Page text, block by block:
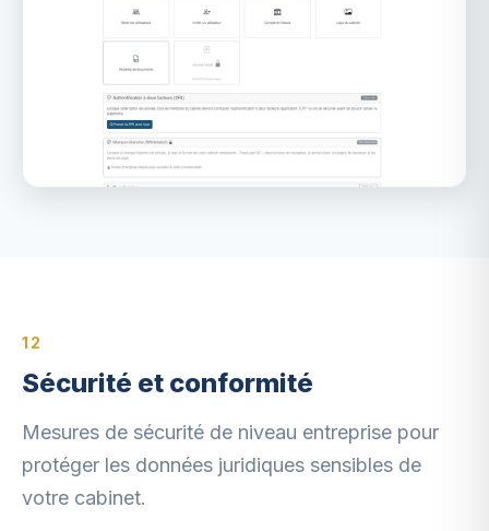
12
Sécurité et conformité
Mesures de sécurité de niveau entreprise pour
protéger les données juridiques sensibles de
votre cabinet.